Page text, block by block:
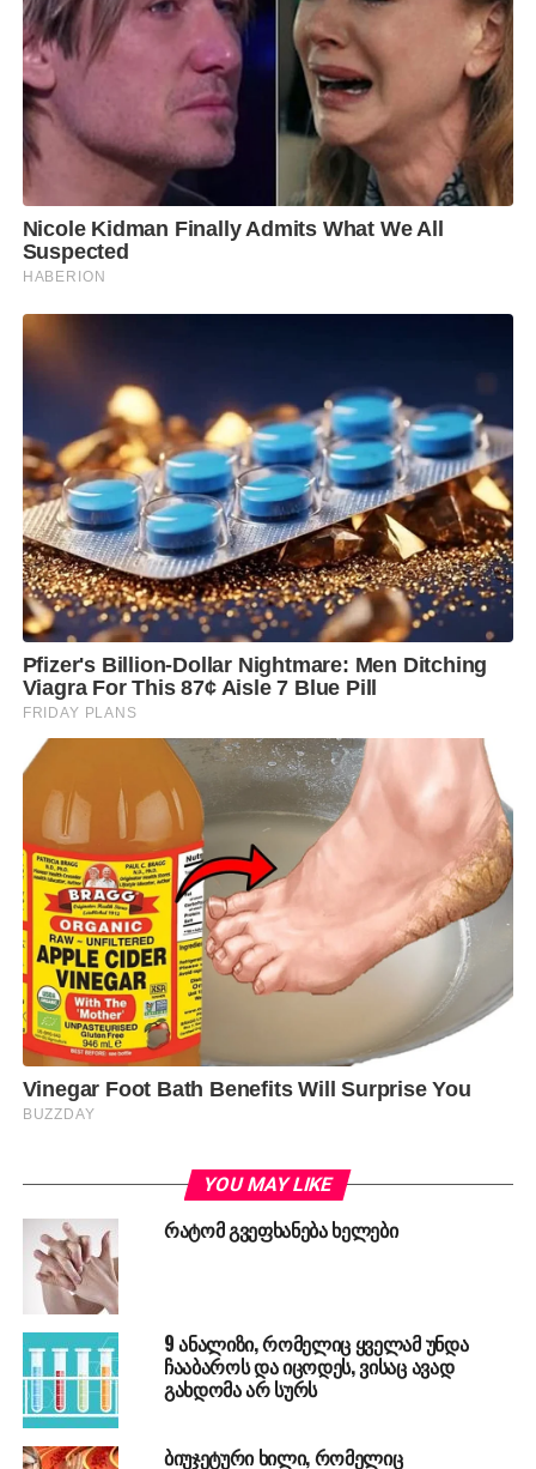
YOU MAY LIKE
რატომ გვეფხანება ხელები
9 ანალიზი, რომელიც ყველამ უნდა
ჩააბაროს და იცოდეს, ვისაც ავად
გახდომა არ სურს
ბიუჯეტური ხილი, რომელიც